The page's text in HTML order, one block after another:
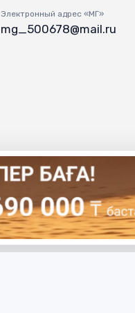
Электронный адрес «МГ»
mg_500678@mail.ru